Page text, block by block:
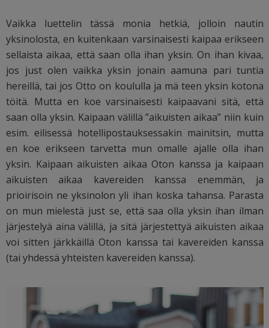
Vaikka luettelin tässä monia hetkiä, jolloin nautin
yksinolosta, en kuitenkaan varsinaisesti kaipaa erikseen
sellaista aikaa, että saan olla ihan yksin. On ihan kivaa,
jos just olen vaikka yksin jonain aamuna pari tuntia
hereillä, tai jos Otto on koululla ja mä teen yksin kotona
töitä. Mutta en koe varsinaisesti kaipaavani sitä, että
saan olla yksin. Kaipaan välillä ”aikuisten aikaa” niin kuin
esim. eilisessä hotellipostauksessakin mainitsin, mutta
en koe erikseen tarvetta mun omalle ajalle olla ihan
yksin. Kaipaan aikuisten aikaa Oton kanssa ja kaipaan
aikuisten aikaa kavereiden kanssa enemmän, ja
prioirisoin ne yksinolon yli ihan koska tahansa. Parasta
on mun mielestä just se, että saa olla yksin ihan ilman
järjestelyä aina välillä, ja sitä järjestettyä aikuisten aikaa
voi sitten järkkäillä Oton kanssa tai kavereiden kanssa
(tai yhdessä yhteisten kavereiden kanssa).